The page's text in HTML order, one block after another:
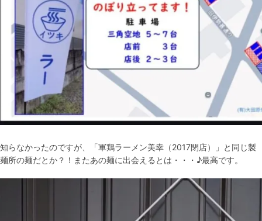
知らなかったのですが、「軍鶏ラーメン美幸（2017閉店）」と同じ製
麺所の麺だとか？！またあの麺に出会えるとは・・・♪最高です。